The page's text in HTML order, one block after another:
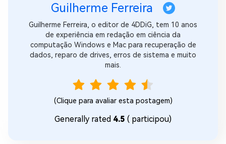
Guilherme Ferreira
Guilherme Ferreira, o editor de 4DDiG, tem 10 anos
de experiência em redação em ciência da
computação Windows e Mac para recuperação de
dados, reparo de drives, erros de sistema e muito
mais.
(Clique para avaliar esta postagem)
Generally rated 4.5 ( participou)